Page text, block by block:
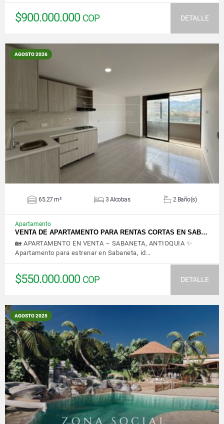
$900.000.000 COP DETALLE
AGOSTO 2026
VER DETALLES
65.27 m² 3 Alcobas 2 Baño(s)
Apartamento
VENTA DE APARTAMENTO PARA RENTAS CORTAS EN SAB…
🏡 APARTAMENTO EN VENTA – SABANETA, ANTIOQUIA ✨
Apartamento para estrenar en Sabaneta, id…
$550.000.000 COP DETALLE
AGOSTO 2025
VER DETALLES